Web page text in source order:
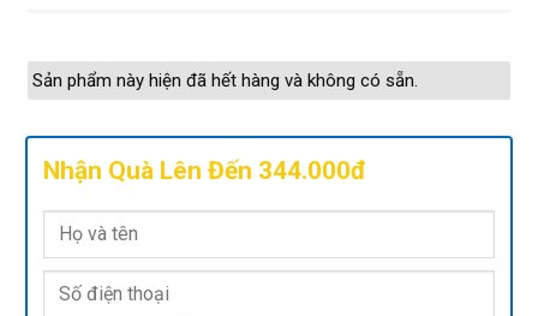
Sản phẩm này hiện đã hết hàng và không có sẵn.
Nhận Quà Lên Đến 344.000đ